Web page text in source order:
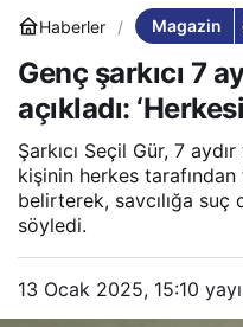
Haberler Magazin
Genç şarkıcı 7
açıkladı:
Şarkıcı Seçil Gür, 7
kişinin herkes
belirterek, savcılığa suç
söyledi.
13 Ocak 2025, 15:10